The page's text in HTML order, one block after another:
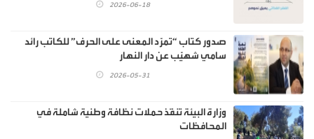
2026-06-18
صدور كتاب “تمرّد المعنى على الحرف” للكاتب رائد
سامي شهيّب عن دار النهار
2026-05-31
وزارة البيئة تنفّذ حملات نظافة وطنية شاملة في
المحافظات